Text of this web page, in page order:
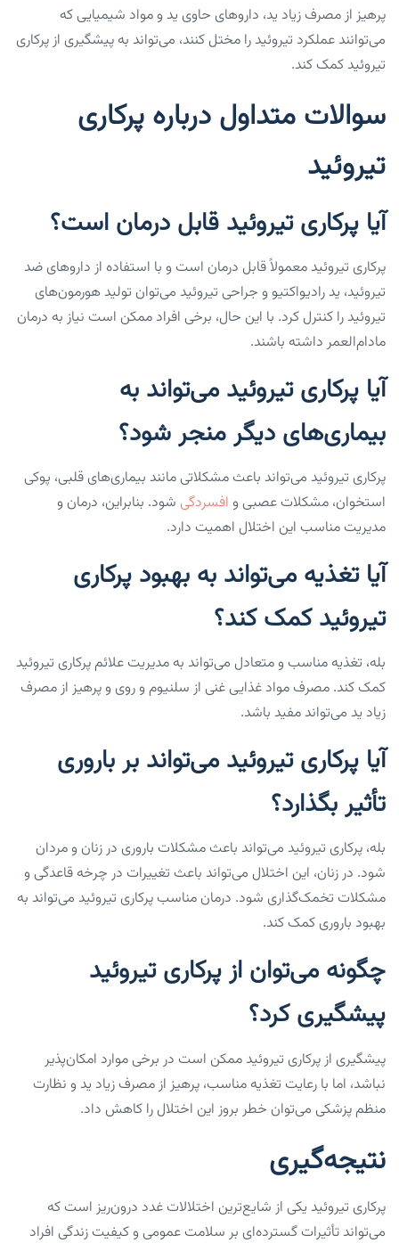
پرهیز از مصرف زیاد ید، داروهای حاوی ید و مواد شیمیایی که
می‌توانند عملکرد تیروئید را مختل کنند، می‌تواند به پیشگیری از پرکاری
تیروئید کمک کند.
سوالات متداول درباره پرکاری
تیروئید
آیا پرکاری تیروئید قابل درمان است؟
پرکاری تیروئید معمولاً قابل درمان است و با استفاده از داروهای ضد
تیروئید، ید رادیواکتیو و جراحی تیروئید می‌توان تولید هورمون‌های
تیروئید را کنترل کرد. با این حال، برخی افراد ممکن است نیاز به درمان
مادام‌العمر داشته باشند.
آیا پرکاری تیروئید می‌تواند به
بیماری‌های دیگر منجر شود؟
پرکاری تیروئید می‌تواند باعث مشکلاتی مانند بیماری‌های قلبی، پوکی
استخوان، مشکلات عصبی و افسردگی شود. بنابراین، درمان و
مدیریت مناسب این اختلال اهمیت دارد.
آیا تغذیه می‌تواند به بهبود پرکاری
تیروئید کمک کند؟
بله، تغذیه مناسب و متعادل می‌تواند به مدیریت علائم پرکاری تیروئید
کمک کند. مصرف مواد غذایی غنی از سلنیوم و روی و پرهیز از مصرف
زیاد ید می‌تواند مفید باشد.
آیا پرکاری تیروئید می‌تواند بر باروری
تأثیر بگذارد؟
بله، پرکاری تیروئید می‌تواند باعث مشکلات باروری در زنان و مردان
شود. در زنان، این اختلال می‌تواند باعث تغییرات در چرخه قاعدگی و
مشکلات تخمک‌گذاری شود. درمان مناسب پرکاری تیروئید می‌تواند به
بهبود باروری کمک کند.
چگونه می‌توان از پرکاری تیروئید
پیشگیری کرد؟
پیشگیری از پرکاری تیروئید ممکن است در برخی موارد امکان‌پذیر
نباشد، اما با رعایت تغذیه مناسب، پرهیز از مصرف زیاد ید و نظارت
منظم پزشکی می‌توان خطر بروز این اختلال را کاهش داد.
نتیجه‌گیری
پرکاری تیروئید یکی از شایع‌ترین اختلالات غدد درون‌ریز است که
می‌تواند تأثیرات گسترده‌ای بر سلامت عمومی و کیفیت زندگی افراد